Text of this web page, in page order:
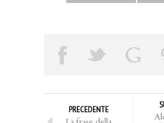
PRECEDENTE